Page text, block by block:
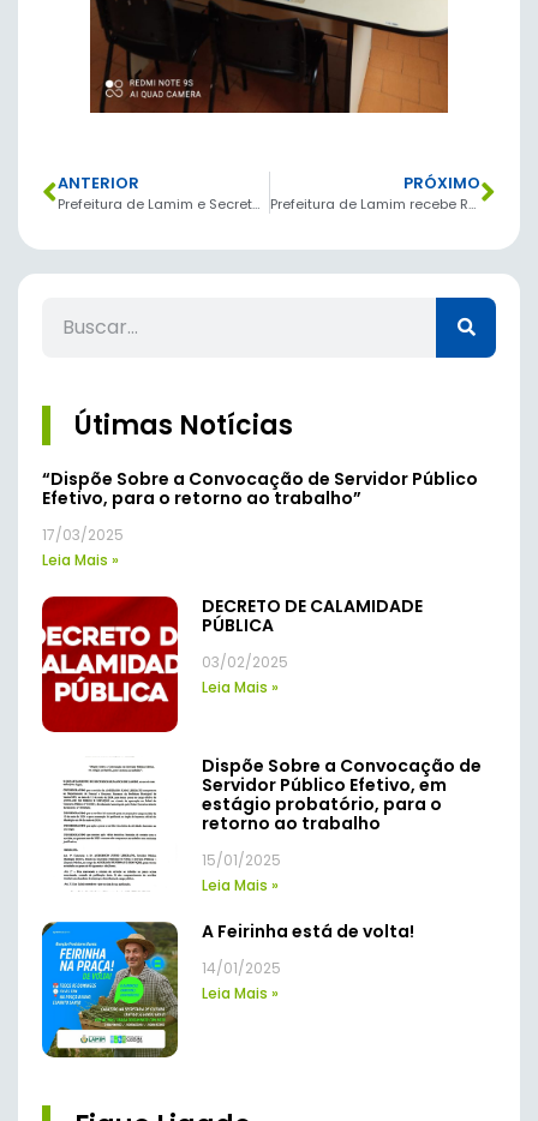
ANTERIOR
Prefeitura de Lamim e Secretaria Municipal de Educação fazem parceria com Universidade.
PRÓXIMO
Prefeitura de Lamim recebe R$350 mil em verbas
Útimas Notícias
“Dispõe Sobre a Convocação de Servidor Público
Efetivo, para o retorno ao trabalho”
17/03/2025
Leia Mais »
DECRETO DE CALAMIDADE
PÚBLICA
03/02/2025
Leia Mais »
Dispõe Sobre a Convocação de
Servidor Público Efetivo, em
estágio probatório, para o
retorno ao trabalho
15/01/2025
Leia Mais »
A Feirinha está de volta!
14/01/2025
Leia Mais »